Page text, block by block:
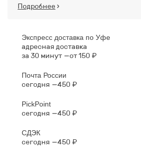
Подробнее ›
Экспресс доставка по Уфе
адресная доставка
за 30 минут
от 150 ₽
Почта России
сегодня 450 ₽
PickPoint
сегодня 450 ₽
СДЭК
сегодня 450 ₽